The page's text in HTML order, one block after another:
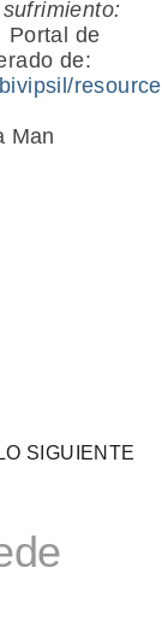
Portal de
de:
Man
SIGUIENTE